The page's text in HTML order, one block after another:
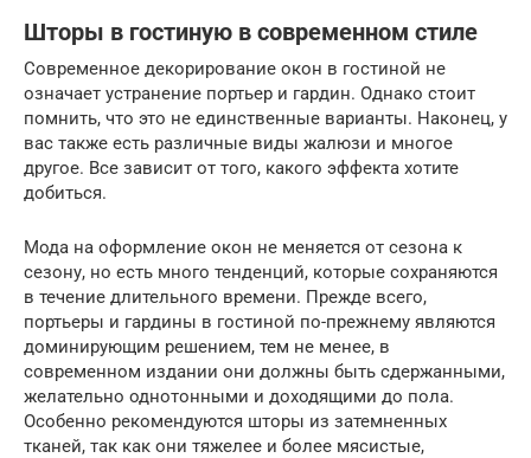
Шторы в гостиную в современном стиле
Современное декорирование окон в гостиной не
означает устранение портьер и гардин. Однако стоит
помнить, что это не единственные варианты. Наконец, у
вас также есть различные виды жалюзи и многое
другое. Все зависит от того, какого эффекта хотите
добиться.
Мода на оформление окон не меняется от сезона к
сезону, но есть много тенденций, которые сохраняются
в течение длительного времени. Прежде всего,
портьеры и гардины в гостиной по-прежнему являются
доминирующим решением, тем не менее, в
современном издании они должны быть сдержанными,
желательно однотонными и доходящими до пола.
Особенно рекомендуются шторы из затемненных
тканей, так как они тяжелее и более мясистые,